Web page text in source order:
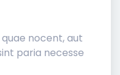
nocent, aut
paria necesse